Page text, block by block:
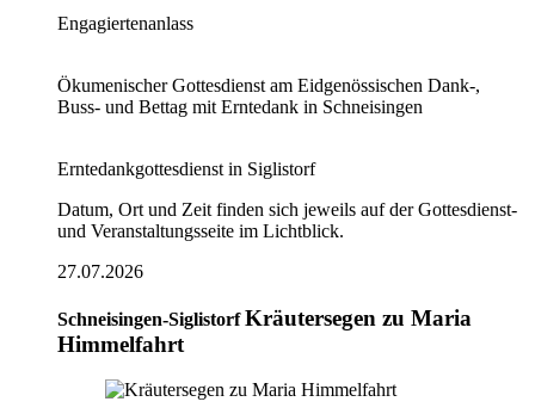
Engagiertenanlass
Ökumenischer Gottesdienst am Eidgenössischen Dank-,
Buss- und Bettag mit Erntedank in Schneisingen
Erntedankgottesdienst in Siglistorf
Datum, Ort und Zeit finden sich jeweils auf der Gottesdienst-
und Veranstaltungsseite im Lichtblick.
27.07.2026
Schneisingen-SiglistorfKräutersegen zu Maria
Himmelfahrt